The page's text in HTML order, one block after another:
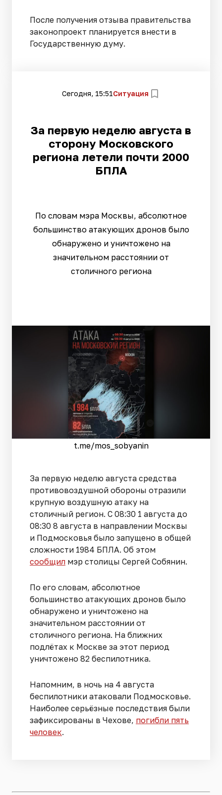
После получения отзыва правительства
законопроект планируется внести в
Государственную думу.
Сегодня, 15:51Ситуация
За первую неделю августа в
сторону Московского
региона летели почти 2000
БПЛА
По словам мэра Москвы, абсолютное
большинство атакующих дронов было
обнаружено и уничтожено на
значительном расстоянии от
столичного региона
t.me/mos_sobyanin
За первую неделю августа средства
противовоздушной обороны отразили
крупную воздушную атаку на
столичный регион. С 08:30 1 августа до
08:30 8 августа в направлении Москвы
и Подмосковья было запущено в общей
сложности 1984 БПЛА. Об этом
сообщил мэр столицы Сергей Собянин.
По его словам, абсолютное
большинство атакующих дронов было
обнаружено и уничтожено на
значительном расстоянии от
столичного региона. На ближних
подлётах к Москве за этот период
уничтожено 82 беспилотника.
Напомним, в ночь на 4 августа
беспилотники атаковали Подмосковье.
Наиболее серьёзные последствия были
зафиксированы в Чехове, погибли пять
человек.